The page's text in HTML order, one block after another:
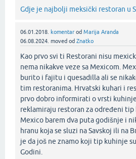
Gdje je najbolji meksički restoran u
06.01.2018. komentar od Marija Aranda
06.08.2024. moved od Znatko
Kao prvo svi ti Restorani nisu
nema nikakve veze sa Mexicom.
burito i fajitu i quesadilla ali se
tim restoranima. Hrvatski kuhari i
prvo dobro informirati o vrsti
reklamiraju restoran za određeni
Mexico barem dva puta godišnje i
hranu koja se sluzi na Savskoj ili na
je da još ne znamo koji tip kuhinje
Godini.‌